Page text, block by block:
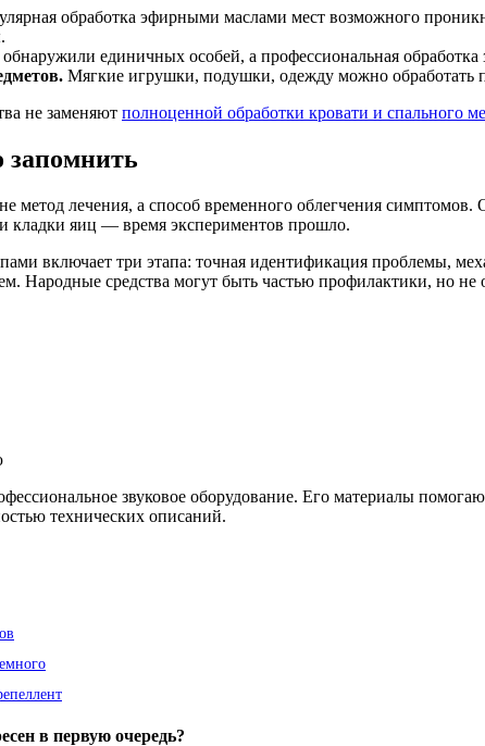
обработка эфирными маслами мест возможного
единичных особей, а профессиональная обработка
Мягкие игрушки, подушки, одежду можно
не заменяют полноценной обработки кровати и спального
запомнить
метод лечения, а способ временного облегчения
кладки яиц — время экспериментов прошло.
включает три этапа: точная идентификация проблемы,
Народные средства могут быть частью профилактики, но не
звуковое оборудование. Его материалы
технических описаний.
в первую очередь?